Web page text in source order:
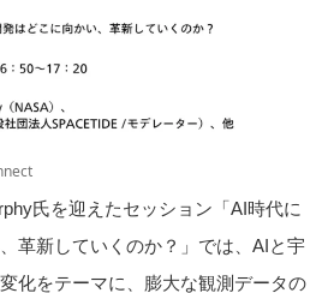
氏を迎えたセッション「AI時代に
革新していくのか？」では、AIと宇
化をテーマに、膨大な観測データの